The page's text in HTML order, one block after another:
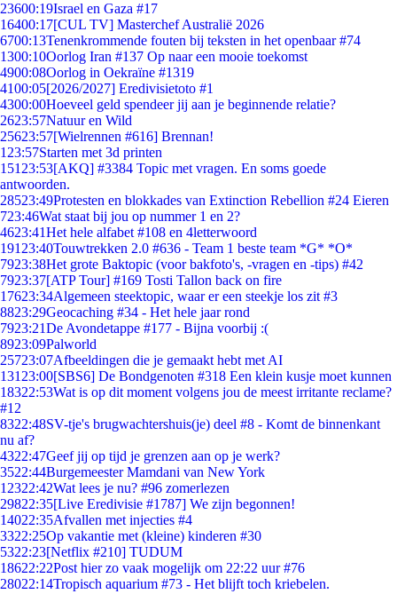
23600:19Israel en Gaza #17
16400:17[CUL TV] Masterchef Australië 2026
6700:13Tenenkrommende fouten bij teksten in het openbaar #74
1300:10Oorlog Iran #137 Op naar een mooie toekomst
4900:08Oorlog in Oekraïne #1319
4100:05[2026/2027] Eredivisietoto #1
4300:00Hoeveel geld spendeer jij aan je beginnende relatie?
2623:57Natuur en Wild
25623:57[Wielrennen #616] Brennan!
1 23:57Starten met 3d printen
151 23:53[AKQ] #3384 Topic met vragen. En soms goede
antwoorden.
28523:49Protesten en blokkades van Extinction Rebellion #24 Eieren
723:46Wat staat bij jou op nummer 1 en 2?
4623:41Het hele alfabet #108 en 4letterwoord
191 23:40Touwtrekken 2.0 #636 - Team 1 beste team *G* *O*
7923:38Het grote Baktopic (voor bakfoto's, -vragen en -tips) #42
7923:37[ATP Tour] #169 Tosti Tallon back on fire
17623:34Algemeen steektopic, waar er een steekje los zit #3
8823:29Geocaching #34 - Het hele jaar rond
7923:21De Avondetappe #177 - Bijna voorbij :(
8923:09Palworld
25723:07Afbeeldingen die je gemaakt hebt met AI
131 23:00[SBS6] De Bondgenoten #318 Een klein kusje moet kunnen
18322:53Wat is op dit moment volgens jou de meest irritante reclame?
#12
8322:48SV-tje's brugwachtershuis(je) deel #8 - Komt de binnenkant
nu af?
4322:47Geef jij op tijd je grenzen aan op je werk?
3522:44Burgemeester Mamdani van New York
12322:42Wat lees je nu? #96 zomerlezen
29822:35[Live Eredivisie #1787] We zijn begonnen!
14022:35Afvallen met injecties #4
3322:25Op vakantie met (kleine) kinderen #30
5322:23[Netflix #210] TUDUM
18622:22Post hier zo vaak mogelijk om 22:22 uur #76
28022:14Tropisch aquarium #73 - Het blijft toch kriebelen.